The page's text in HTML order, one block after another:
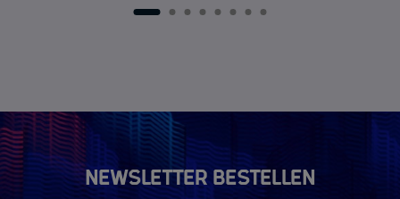
intuitiv durch komplexe
1 2 3 4 5 6 7 8
Newsletter bestellen